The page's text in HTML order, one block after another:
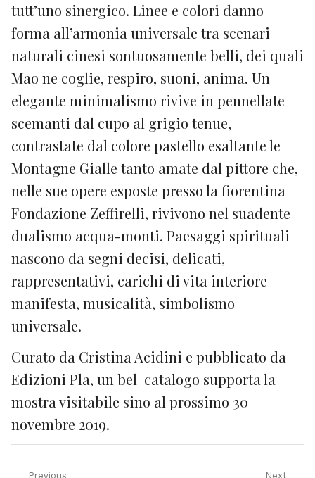
tutt’uno sinergico. Linee e colori danno
forma all’armonia universale tra scenari
naturali cinesi sontuosamente belli, dei quali
Mao ne coglie, respiro, suoni, anima. Un
elegante minimalismo rivive in pennellate
scemanti dal cupo al grigio tenue,
contrastate dal colore pastello esaltante le
Montagne Gialle tanto amate dal pittore che,
nelle sue opere esposte presso la fiorentina
Fondazione Zeffirelli, rivivono nel suadente
dualismo acqua-monti. Paesaggi spirituali
nascono da segni decisi, delicati,
rappresentativi, carichi di vita interiore
manifesta, musicalità, simbolismo
universale.
Curato da Cristina Acidini e pubblicato da
Edizioni Pla, un bel catalogo supporta la
mostra visitabile sino al prossimo 30
novembre 2019.
Previous Next